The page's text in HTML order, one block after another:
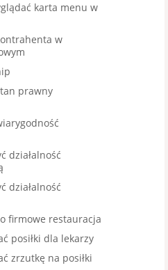
karta menu w
w
prawny
działalność
działalność
firmowe restauracja
posiłki dla lekarzy
zrzutkę na posiłki